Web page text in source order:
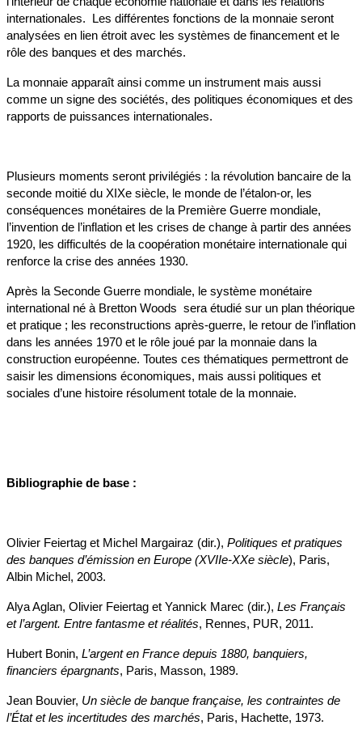
internationales. Les différentes fonctions de la monnaie seront
analysées en lien étroit avec les systèmes de financement et le
rôle des banques et des marchés.
La monnaie apparaît ainsi comme un instrument mais aussi
comme un signe des sociétés, des politiques économiques et des
rapports de puissances internationales.
Plusieurs moments seront privilégiés : la révolution bancaire de la
seconde moitié du XIXe siècle, le monde de l’étalon-or, les
conséquences monétaires de la Première Guerre mondiale,
l’invention de l’inflation et les crises de change à partir des années
1920, les difficultés de la coopération monétaire internationale qui
renforce la crise des années 1930.
Après la Seconde Guerre mondiale, le système monétaire
international né à Bretton Woods sera étudié sur un plan théorique
et pratique ; les reconstructions après-guerre, le retour de l’inflation
dans les années 1970 et le rôle joué par la monnaie dans la
construction européenne. Toutes ces thématiques permettront de
saisir les dimensions économiques, mais aussi politiques et
sociales d’une histoire résolument totale de la monnaie.
Bibliographie de base :
Olivier Feiertag et Michel Margairaz (dir.), Politiques et pratiques
des banques d’émission en Europe (XVIIe-XXe siècle), Paris,
Albin Michel, 2003.
Alya Aglan, Olivier Feiertag et Yannick Marec (dir.), Les Français
et l’argent. Entre fantasme et réalités, Rennes, PUR, 2011.
Hubert Bonin, L’argent en France depuis 1880, banquiers,
financiers épargnants, Paris, Masson, 1989.
Jean Bouvier, Un siècle de banque française, les contraintes de
l’État et les incertitudes des marchés, Paris, Hachette, 1973.